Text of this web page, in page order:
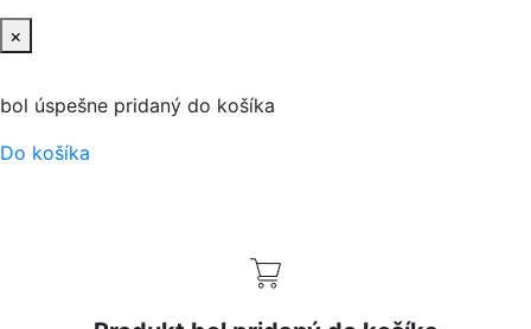
×
bol úspešne pridaný do košíka
Do košíka